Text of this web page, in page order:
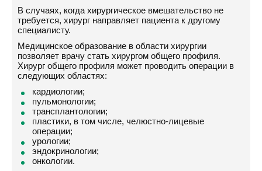
В случаях, когда хирургическое вмешательство не
требуется, хирург направляет пациента к другому
специалисту.
Медицинское образование в области хирургии
позволяет врачу стать хирургом общего профиля.
Хирург общего профиля может проводить операции в
следующих областях:
кардиологии;
пульмонологии;
трансплантологии;
пластики, в том числе, челюстно-лицевые
операции;
урологии;
эндокринологии;
онкологии.